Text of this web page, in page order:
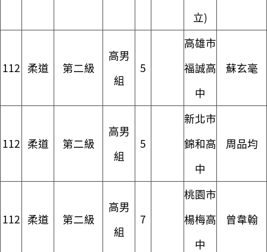
立)
112 柔道 第二級
高男
組
5
高雄市
福誠高
中
蘇玄毫
112 柔道 第二級
高男
組
5
新北市
錦和高
中
周品均
112 柔道 第二級
高男
組
7
桃園市
楊梅高
中
曾韋翰